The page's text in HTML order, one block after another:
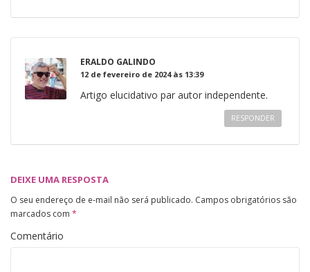
ERALDO GALINDO
12 de fevereiro de 2024 às 13:39
Artigo elucidativo par autor independente.
RESPONDER
DEIXE UMA RESPOSTA
O seu endereço de e-mail não será publicado. Campos obrigatórios são
marcados com *
Comentário